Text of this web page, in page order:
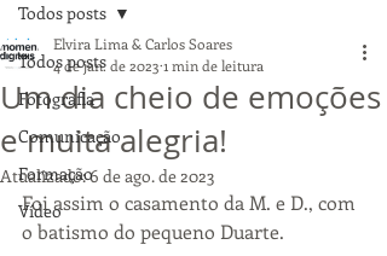
Todos posts
Fotografia
Comunicação
Formação
Vídeo
Todos posts
Um dia cheio de emoções
e muita alegria!
Elvira Lima & Carlos Soares
4 de jan. de 2023 1 min de leitura
Atualizado:6 de ago. de 2023
Foi assim o casamento da M. e D., com
o batismo do pequeno Duarte.